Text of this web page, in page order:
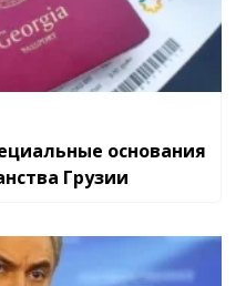
основания
Грузии